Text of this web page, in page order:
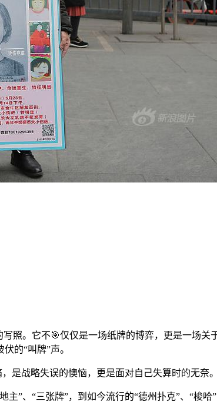
。它不🎯仅仅是一场纸牌的博弈，更是一场关
的“叫牌”声。
是战略失误的懊恼，更是面对自己失算时的无奈。
”、“三张牌”，到如今流行的“德州扑克”、“梭